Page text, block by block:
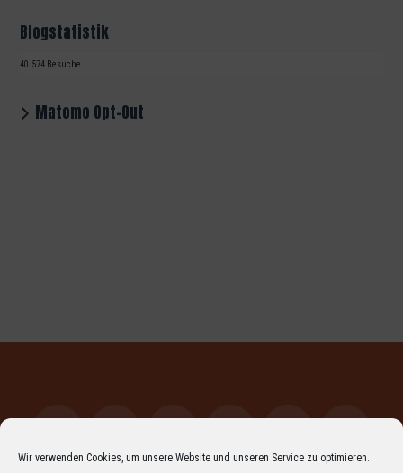
Wir verwenden Cookies, um unsere Website und unseren Service zu optimieren.
Blogstatistik
40.574 Besuche
Matomo Opt-Out